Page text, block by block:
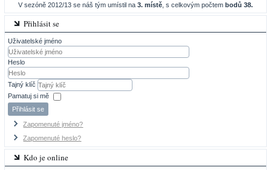
V sezóně 2012/13 se náš tým umístil na 3. místě , s celkovým počtem bodů 38.
Přihlásit se
Uživatelské jméno
Heslo
Tajný klíč
Pamatuj si mě
Přihlásit se
Zapomenuté jméno?
Zapomenuté heslo?
Kdo je online